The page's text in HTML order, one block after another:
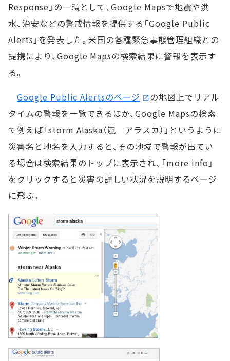
Response」の一環として、Google Mapsで地震や洪
水、治安などの警戒情報を提供する「Google Public
Alerts」を発表した。米国の各種緊急事態管理組織との
提携により、Google Mapsの検索結果に警報を表示す
る。
Google Public Alertsのページ
の地図上でリアル
タイムの警報を一覧できるほか、Google Mapsの検索
で例えば「storm Alaska（嵐 アラスカ）」というように
災害名と地名を入力すると、その地域で警報が出てい
る場合は検索結果のトップに表示され、「more info」
をクリックすると災害の詳しい状況を説明するページ
に飛ぶ。